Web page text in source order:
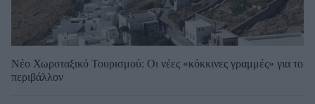
Νέο Χωροταξικό Τουρισμού: Οι νέες «κόκκινες γραμμές» για το
περιβάλλον